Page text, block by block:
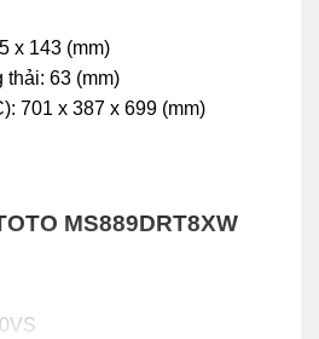
x 143 (mm)
63 (mm)
701 x 387 x 699 (mm)
MS889DRT8XW